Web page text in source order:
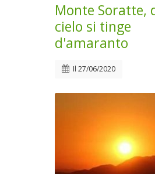
Monte Soratte,
cielo si tinge
d'amaranto
Il 27/06/2020